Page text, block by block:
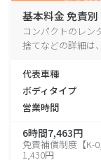
基本料金 免責別
コンパクトのレン
捨てなどの詳細は
代表車種
ボディタイプ
営業時間
6時間7,463円
免責補償制度【K-
1,430円